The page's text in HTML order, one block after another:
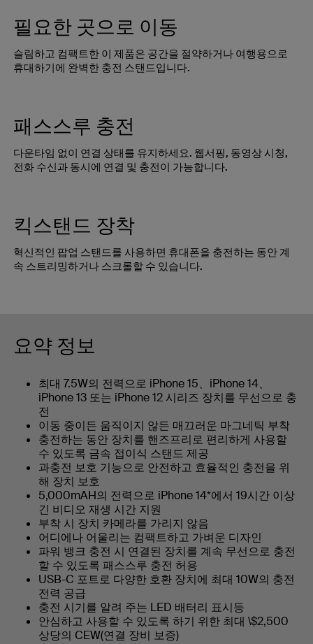
필요한 곳으로 이동
슬림하고 컴팩트한 이 제품은 공간을 절약하거나 여행용으로
휴대하기에 완벽한 충전 스탠드입니다.
패스스루 충전
다운타임 없이 연결 상태를 유지하세요. 웹서핑, 동영상 시청,
전화 수신과 동시에 연결 및 충전이 가능합니다.
킥스탠드 장착
혁신적인 팝업 스탠드를 사용하면 휴대폰을 충전하는 동안 계
속 스트리밍하거나 스크롤할 수 있습니다.
요약 정보
최대 7.5W의 전력으로 iPhone 15、iPhone 14、
iPhone 13 또는 iPhone 12 시리즈 장치를 무선으로 충
전
이동 중이든 움직이지 않든 매끄러운 마그네틱 부착
충전하는 동안 장치를 핸즈프리로 편리하게 사용할
수 있도록 금속 접이식 스탠드 제공
과충전 보호 기능으로 안전하고 효율적인 충전을 위
해 장치 보호
5,000mAH의 전력으로 iPhone 14*에서 19시간 이상
긴 비디오 재생 시간 지원
부착 시 장치 카메라를 가리지 않음
어디에나 어울리는 컴팩트하고 가벼운 디자인
파워 뱅크 충전 시 연결된 장치를 계속 무선으로 충전
할 수 있도록 패스스루 충전 허용
USB-C 포트로 다양한 호환 장치에 최대 10W의 충전
전력 공급
충전 시기를 알려 주는 LED 배터리 표시등
안심하고 사용할 수 있도록 하기 위한 최대 \$2,500
상당의 CEW(연결 장비 보증)